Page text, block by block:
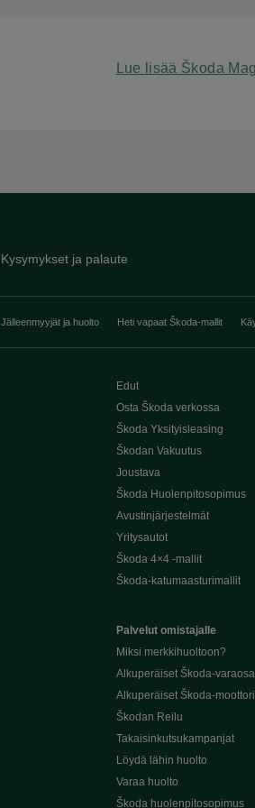
Lue lisää Škoda
Kysymykset ja palaute
Jälleenmyyjät ja huolto Heti vapaat Škoda-mallit
Edut
Osta Škoda verkossa
Škoda Yksityisleasing
Škodan Vakuutus
Joustava
Škoda Huolenpitosopimus
Avustinjärjestelmät
Yritysautot
Škoda 4×4 -mallit
Škoda-katumaasturimallit
Palvelut omistajalle
Miksi merkkihuoltoon?
Alkuperäiset Škoda-
Alkuperäiset Škoda-
Škodan Reilu
Takaisinkutsukampanjat
Löydä lähin huolto
Varaa huolto
Škoda huolenpitosopimus